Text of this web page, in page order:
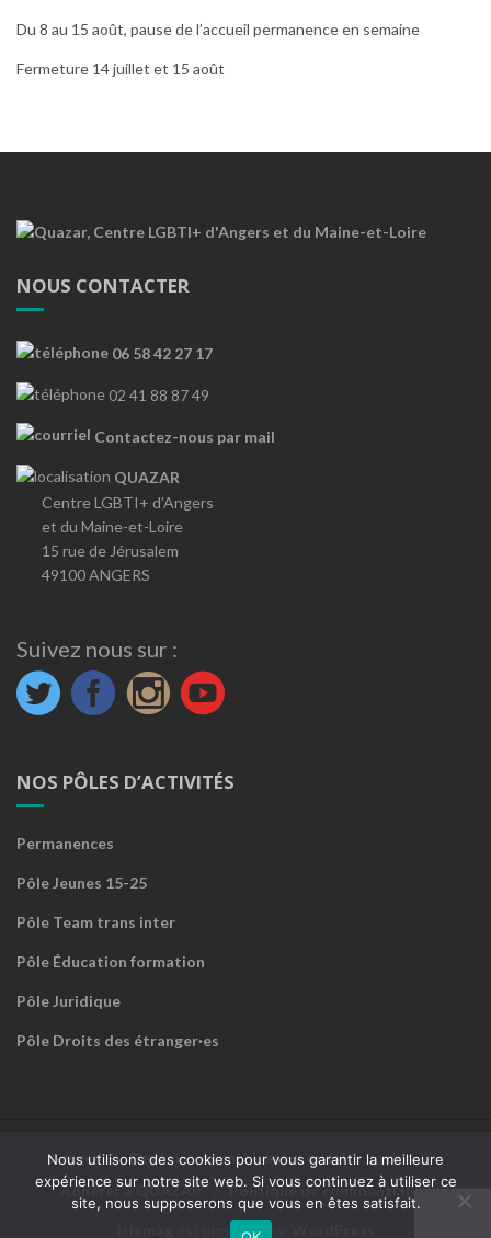
Du 8 au 15 août, pause de l’accueil permanence en semaine
Fermeture 14 juillet et 15 août
NOUS CONTACTER
06 58 42 27 17
02 41 88 87 49
Contactez-nous par mail
QUAZAR
Centre LGBTI+ d’Angers
et du Maine-et-Loire
15 rue de Jérusalem
49100 ANGERS
Suivez nous sur :
NOS PÔLES D’ACTIVITÉS
Permanences
Pôle Jeunes 15-25
Pôle Team trans inter
Pôle Éducation formation
Pôle Juridique
Pôle Droits des étranger·es
Accueil
Devenir sympathisant·e ou faire un don
Adhérer à QUAZAR
Politique de confidentialité
est propulsé par
Nous utilisons des cookies pour vous garantir la meilleure
expérience sur notre site web. Si vous continuez à utiliser ce
site, nous supposerons que vous en êtes satisfait.